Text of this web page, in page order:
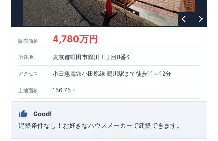
た、｢数百年に一度発生する地震に対して、倒壊、崩壊しない｣
という基準から、さらに1.5倍の耐震力を達成しています。
風等級2 災害時の損傷の受けにくさを評価されています。建築
1.2倍の暴風に対しても損傷を生じないことで耐風最高等級
取得しています。 ■自社一貫体制もっと詳しく 東栄住宅は土
地の仕入れ、設計、施工、販売、メンテナンスまで、すべての
プロセスに携わっています。 ■ アフターサポート
快適に暮らすことができる住宅の品質を長期にわたり
維持するには、定期的な点検を実施することが重要です。
60年間の保証制度がございます。もちろん、定期点検以外でも
販売価格 4,780万円
所在地 東京都町田市鶴川１丁目8番6
アクセス 小田急電鉄小田原線 鶴川駅まで徒歩11～12分
土地面積 156.75㎡
Good!
建築条件なし！​お好きなハウスメーカーで建築できます。